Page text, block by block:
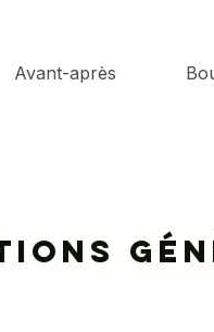
Avant-après